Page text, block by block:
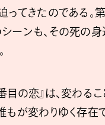
ってきたのである。
ーンも、その死の身
目の恋』は、変わる
もが変わりゆく存在